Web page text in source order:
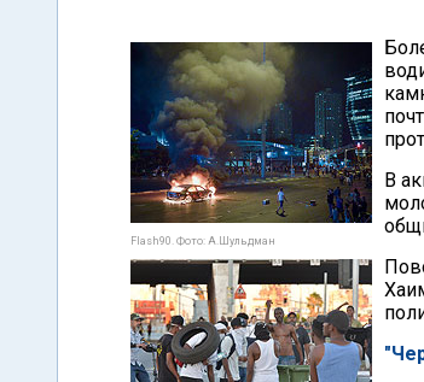
Flash90. Фото: А.Шульдман
В